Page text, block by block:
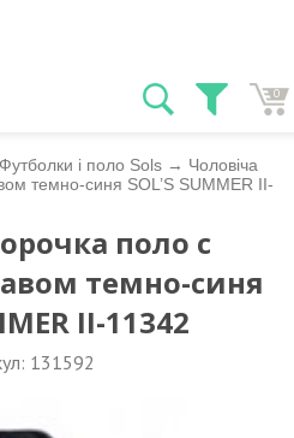
0
Футболки і поло Sols → Чоловіча
темно-синя SOL’S SUMMER II-
поло с
темно-синя
II-11342
131592